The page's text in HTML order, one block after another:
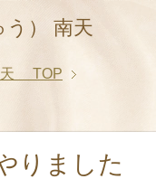
う） 南天
天 TOP
りました